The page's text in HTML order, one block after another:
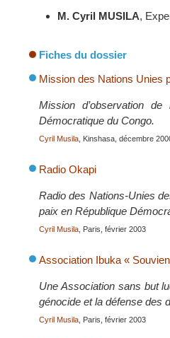
M. Cyril MUSILA,
Fiches du dossier
Mission des Nations Unies
Mission d’observation
Démocratique du Congo.
Cyril Musila , Kinshasa, décembre
Radio Okapi
Radio des Nations-Unies
paix en République
Cyril Musila , Paris, février 2003
Association Ibuka «
Une Association sans but
génocide et la défense des
Cyril Musila , Paris, février 2003